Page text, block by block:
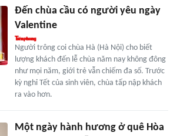
Đến chùa cầu có người yêu ngày
Valentine
Người trông coi chùa Hà (Hà Nội) cho biết
lượng khách đến lễ chùa năm nay không đông
như mọi năm, giới trẻ vẫn chiếm đa số. Trước
kỳ nghỉ Tết của sinh viên, chùa tấp nập khách
ra vào hơn.
Một ngày hành hương ở quê Hòa